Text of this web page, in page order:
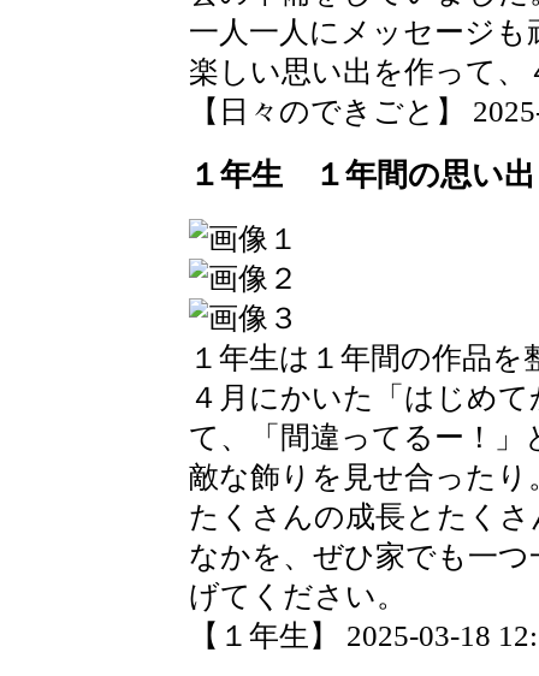
一人一人にメッセージ
楽しい思い出を作って
【日々のできごと】
１年生 １年間の思い出
１年生は１年間の作品
４月にかいた「はじめ
て、「間違ってるー！
敵な飾りを見せ合ったり
たくさんの成長とたく
なかを、ぜひ家でも一
げてください。
【１年生】 2025-03-18